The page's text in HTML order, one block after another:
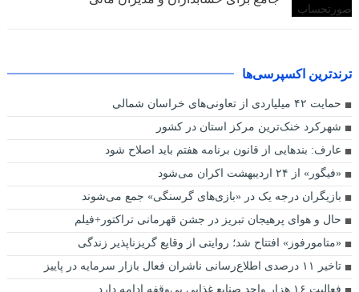
ترندترین اکسپرسی‌ها
حمایت ۴۲ میلیاردی از تعاونی‌های خراسان شمالی
شهرکرد خنک‌ترین مرکز استان در کشور
عارف: بندهایی از قانون برنامه هفتم باید اصلاح شود
«فیگور» از ۲۴ اردیبهشت اکران می‌شود
بازیگران درجه یک در «بازی‌های گرسنگی» جمع می‌شوند
حال و هوای پرهیجان تبریز در جشن قهرمانی تراکتور+فیلم
«متامورفوز» افتتاح شد؛ روایتی از وقایع گریزناپذیر زندگی‌
تاخیر ۱۱ درصدی اطلاع‌رسانی ناشران فعال بازار سرمایه در پاییز
فعالیت ۱۶ هزار واحد صنایع غذایی بی‌وقفه ادامه دارد